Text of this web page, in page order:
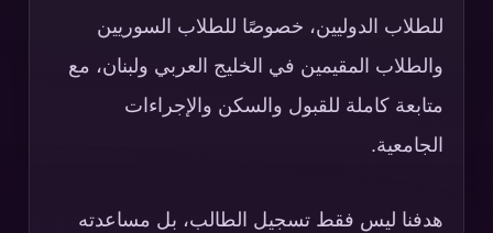
للطلاب الدوليين، خصوصًا للطلاب السوريين
والطلاب المقيمين في الخليج العربي ولبنان، مع
متابعة كاملة للقبول والسكن والإجراءات
الجامعية.
هدفنا ليس فقط تسجيل الطالب، بل مساعدته